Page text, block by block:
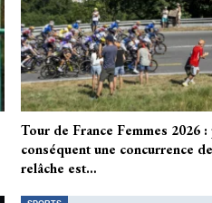
Tour de France Femmes 2026 :
conséquent une concurrence
relâche est…